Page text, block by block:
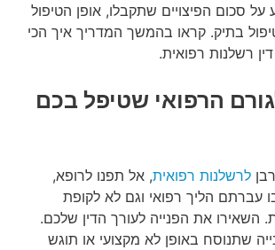
על סכום הפיצויים שתקבלו, אופן הטיפול
בתיק. קראו בהמשך המדריך איך הכי
רשלנות רפואית.
הרפואי שטיפל בכם
לרשלנות רפואית, אל תפנו לרופא,
עברתם הליך רפואי וגם לא לקופת
השאירו את הפנייה לעורך הדין שלכם.
שתנוסח באופן לא מקצועי או תוגש